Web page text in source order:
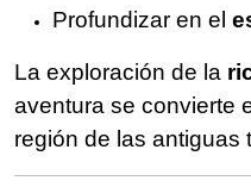
Profundizar en el
La exploración de la
aventura se convierte
región de las antiguas